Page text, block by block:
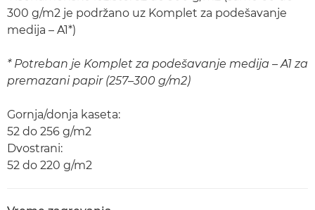
300 g/m2 je podržano uz Komplet za podešavanje
medija – A1*)
* Potreban je Komplet za podešavanje medija – A1 za
premazani papir (257–300 g/m2)
Gornja/donja kaseta:
52 do 256 g/m2
Dvostrani:
52 do 220 g/m2